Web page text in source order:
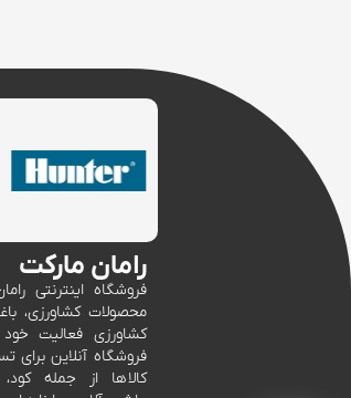
رامان مارکت
فروشگاه اینترنتی
محصولات کشاورزی،
کشاورزی فعالیت
فروشگاه آنلاین برای
کالاها از جمله کود،